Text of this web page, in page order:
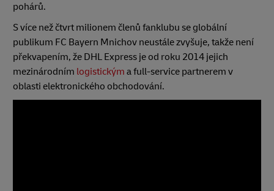
pohárů.
S více než čtvrt milionem členů fanklubu se globální
publikum FC Bayern Mnichov neustále zvyšuje, takže není
překvapením, že DHL Express je od roku 2014 jejich
mezinárodním logistickým a full-service partnerem v
oblasti elektronického obchodování.